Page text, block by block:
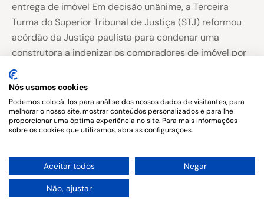
entrega de imóvel Em decisão unânime, a Terceira
Turma do Superior Tribunal de Justiça (STJ) reformou
acórdão da Justiça paulista para condenar uma
construtora a indenizar os compradores de imóvel por
lucros cessantes em razão de atraso na entrega. A
sentença afastou o dano moral alegado…
Copyright © 2026. All rights reserved.
Nós usamos cookies
Podemos colocá-los para análise dos nossos dados de visitantes, para
melhorar o nosso site, mostrar conteúdos personalizados e para lhe
proporcionar uma óptima experiência no site. Para mais informações
sobre os cookies que utilizamos, abra as configurações.
Aceitar todos Negar
Não, ajustar